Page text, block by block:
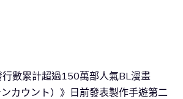
數累計超過150萬部人氣BL漫畫
カウント）》日前發表製作手遊第二